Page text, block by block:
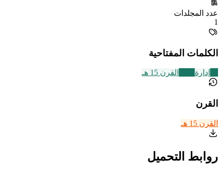
عدد المجلدات
1
الكلمات المفتاحية
إدارة القرن 15 هـ
القرن
القرن 15 هـ
روابط التحميل